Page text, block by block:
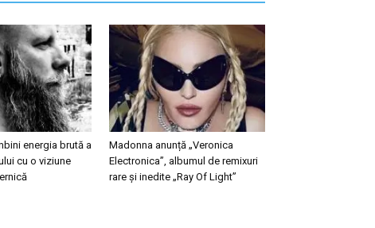
energia brută a
cu o viziune
Madonna anunță „Veronica
Electronica”, albumul de remixuri
rare și inedite „Ray Of Light”